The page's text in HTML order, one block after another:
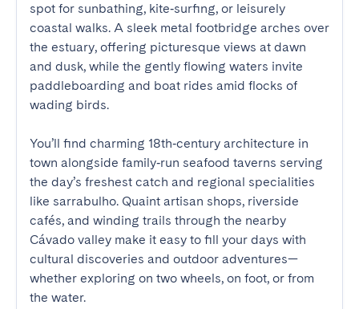
spot for sunbathing, kite‑surfing, or leisurely
coastal walks. A sleek metal footbridge arches over
the estuary, offering picturesque views at dawn
and dusk, while the gently flowing waters invite
paddleboarding and boat rides amid flocks of
wading birds.
You’ll find charming 18th‑century architecture in
town alongside family‑run seafood taverns serving
the day’s freshest catch and regional specialities
like sarrabulho. Quaint artisan shops, riverside
cafés, and winding trails through the nearby
Cávado valley make it easy to fill your days with
cultural discoveries and outdoor adventures—
whether exploring on two wheels, on foot, or from
the water.